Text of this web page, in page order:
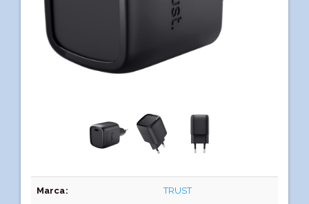
Marca: TRUST